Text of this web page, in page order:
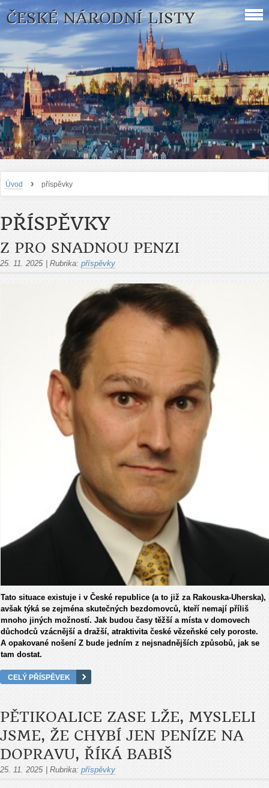
ČESKÉ NÁRODNÍ LISTY
Úvod › příspěvky
PŘÍSPĚVKY
Z PRO SNADNOU PENZI
25. 11. 2025 Rubrika: příspěvky
Tato situace existuje i v České republice (a to již za Rakouska-Uherska),
avšak týká se zejména skutečných bezdomovců, kteří nemají příliš
mnoho jiných možností. Jak budou časy těžší a místa v domovech
důchodců vzácnější a dražší, atraktivita české vězeňské cely poroste.
A opakované nošení Z bude jedním z nejsnadnějších způsobů, jak se
tam dostat.
CELÝ PŘÍSPĚVEK
PĚTIKOALICE ZASE LŽE, MYSLELI
JSME, ŽE CHYBÍ JEN PENÍZE NA
DOPRAVU, ŘÍKÁ BABIŠ
25. 11. 2025 Rubrika: příspěvky